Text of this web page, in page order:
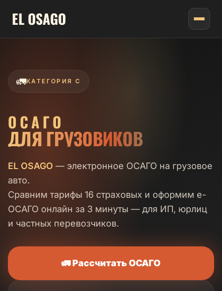
ELOSAGO
🚛КАТЕГОРИЯ C
ОСАГО
ДЛЯ ГРУЗОВИКОВ
EL OSAGO — электронное ОСАГО на грузовое
авто.
Сравним тарифы 16 страховых и оформим e-
ОСАГО онлайн за 3 минуты — для ИП, юрлиц
и частных перевозчиков.
🚛 Рассчитать ОСАГО